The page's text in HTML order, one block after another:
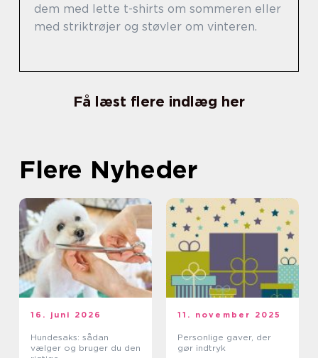
dem med lette t-shirts om sommeren eller
med striktrøjer og støvler om vinteren.
Få læst flere indlæg her
Flere Nyheder
16. juni 2026
Hundesaks: sådan
vælger og bruger du den
11. november 2025
Personlige gaver, der
gør indtryk